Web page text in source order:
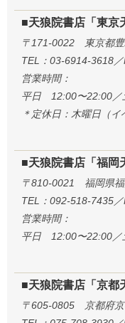
■天狼院書店「東京
〒171-0022 東京都
TEL：03-6914-3618
営業時間：
平日 12:00〜22:00
＊定休日：木曜日（イ
■天狼院書店「福岡
〒810-0021 福岡県福
TEL：092-518-7435
営業時間：
平日 12:00〜22:00
■天狼院書店「京都
〒605-0805 京都府京